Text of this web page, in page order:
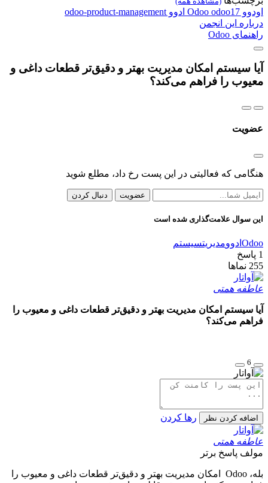
اودوو Odoo odoo17 ادوو odoo-product-management
درباره این انجمن
راهنمای Odoo
آیا سیستم امکان مدیریت بهتر و دقیق‌تر قطعات داغی و
معیوب را فراهم می‌کند؟
عضویت
هنگامی که فعالیتی در این پست رخ داد، مطلع شوید
عضویت دنبال کردن
این سوال علامت‌گذاری شده است
Odoo ادوومدیریتسیستم
1 پاسخ
255 نماها
عاطفه همتی
آیا سیستم امکان مدیریت بهتر و دقیق‌تر قطعات داغی و معیوب را
فراهم می‌کند؟
6
اضافه کردن نظر رها کردن
عاطفه همتی
مولف پاسخ برتر
بله، Odoo امکان مدیریت بهتر و دقیق‌تر قطعات داغی و معیوب را